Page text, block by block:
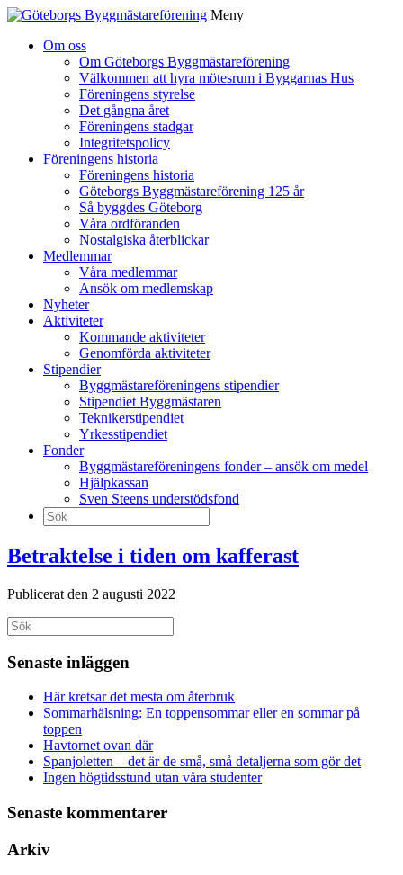
Meny
Om oss
Om Göteborgs Byggmästareförening
Välkommen att hyra mötesrum i Byggarnas Hus
Föreningens styrelse
Det gångna året
Föreningens stadgar
Integritetspolicy
Föreningens historia
Föreningens historia
Göteborgs Byggmästareförening 125 år
Så byggdes Göteborg
Våra ordföranden
Nostalgiska återblickar
Medlemmar
Våra medlemmar
Ansök om medlemskap
Nyheter
Aktiviteter
Kommande aktiviteter
Genomförda aktiviteter
Stipendier
Byggmästareföreningens stipendier
Stipendiet Byggmästaren
Teknikerstipendiet
Yrkesstipendiet
Fonder
Byggmästareföreningens fonder – ansök om medel
Hjälpkassan
Sven Steens understödsfond
Sök
efter:
Betraktelse i tiden om kafferast
Publicerat den 2 augusti 2022
Sök
efter:
Senaste inläggen
Här kretsar det mesta om återbruk
Sommarhälsning: En toppensommar eller en sommar på
toppen
Havtornet ovan där
Spanjoletten – det är de små, små detaljerna som gör det
Ingen högtidsstund utan våra studenter
Senaste kommentarer
Arkiv